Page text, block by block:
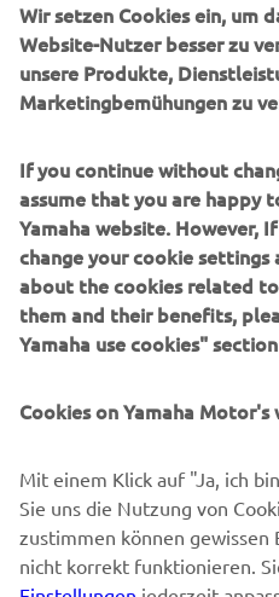
UNTERNEHMEN
B2B
MEHR YAMAHA
SUPPORT
NEWSLETTER
Sonderveranstaltungen,
Lesen Sie unsere
Wir setzen Cookies ein, um
Website-Nutzer besser zu
unsere Produkte,
Marketingbemühungen zu
If you continue without
assume that you are happy
Yamaha website. However,
change your cookie
about the cookies related
them and their benefits,
Yamaha use cookies"
Cookies on Yamaha Motor's
Mit einem Klick auf "Ja, ich
Sie uns die Nutzung von
zustimmen können gewissen
nicht korrekt funktionieren.